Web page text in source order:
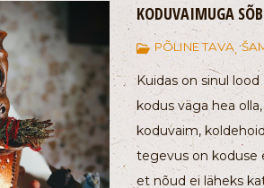
KODUVAIMUGA
PÕLINE TAVA,
Kuidas on sinul
kodus väga hea
koduvaim,
tegevus on koduse
et nõud ei läheks